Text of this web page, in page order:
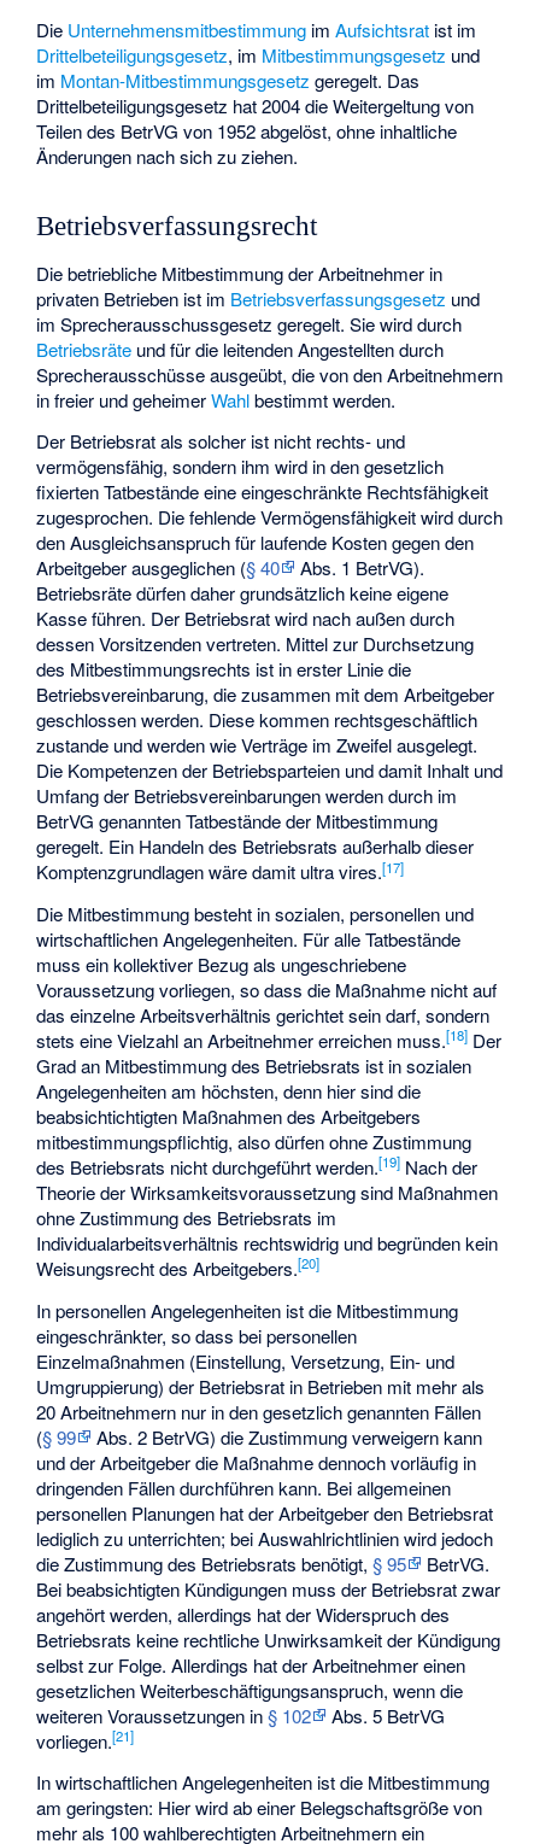
Die Unternehmensmitbestimmung imAufsichtsrat ist im
Drittelbeteiligungsgesetz, im Mitbestimmungsgesetz und
im Montan-Mitbestimmungsgesetz geregelt. Das
Drittelbeteiligungsgesetz hat 2004 die Weitergeltung von
Teilen des BetrVG von 1952 abgelöst, ohne inhaltliche
Änderungen nach sich zu ziehen.
Betriebsverfassungsrecht
Die betriebliche Mitbestimmung der Arbeitnehmer in
privaten Betrieben ist im Betriebsverfassungsgesetz und
imSprecherausschussgesetz geregelt. Sie wird durch
Betriebsräte und für die leitenden Angestellten durch
Sprecherausschüsseausgeübt, die von den Arbeitnehmern
in freier und geheimerWahlbestimmt werden.
Der Betriebsrat als solcher ist nicht rechts- und
vermögensfähig, sondern ihm wird in den gesetzlich
fixierten Tatbestände eine eingeschränkte Rechtsfähigkeit
zugesprochen. Die fehlende Vermögensfähigkeit wird durch
den Ausgleichsanspruch für laufende Kosten gegen den
Arbeitgeber ausgeglichen (§ 40
Abs. 1 BetrVG).
Betriebsräte dürfen daher grundsätzlich keine eigene
Kasse führen. Der Betriebsrat wird nach außen durch
dessen Vorsitzenden vertreten. Mittel zur Durchsetzung
des Mitbestimmungsrechts ist in erster Linie die
Betriebsvereinbarung, die zusammen mit dem Arbeitgeber
geschlossen werden. Diese kommen rechtsgeschäftlich
zustande und werden wie Verträge im Zweifel ausgelegt.
Die Kompetenzen der Betriebsparteien und damit Inhalt und
Umfang der Betriebsvereinbarungen werden durch im
BetrVG genannten Tatbestände der Mitbestimmung
geregelt. Ein Handeln des Betriebsrats außerhalb dieser
Komptenzgrundlagen wäre damit ultra vires.[17]
Die Mitbestimmung besteht in sozialen, personellen und
wirtschaftlichen Angelegenheiten. Für alle Tatbestände
muss ein kollektiver Bezug als ungeschriebene
Voraussetzung vorliegen, so dass die Maßnahme nicht auf
das einzelne Arbeitsverhältnis gerichtet sein darf, sondern
stets eine Vielzahl an Arbeitnehmer erreichen muss.[18] Der
Grad an Mitbestimmung des Betriebsrats ist in sozialen
Angelegenheiten am höchsten, denn hier sind die
beabsichtichtigten Maßnahmen des Arbeitgebers
mitbestimmungspflichtig, also dürfen ohne Zustimmung
des Betriebsrats nicht durchgeführt werden.[19] Nach der
Theorie der Wirksamkeitsvoraussetzung sind Maßnahmen
ohne Zustimmung des Betriebsrats im
Individualarbeitsverhältnis rechtswidrig und begründen kein
Weisungsrecht des Arbeitgebers.[20]
In personellen Angelegenheiten ist die Mitbestimmung
eingeschränkter, so dass bei personellen
Einzelmaßnahmen (Einstellung, Versetzung, Ein- und
Umgruppierung) der Betriebsrat in Betrieben mit mehr als
20 Arbeitnehmern nur in den gesetzlich genannten Fällen
(§ 99
Abs. 2 BetrVG) die Zustimmung verweigern kann
und der Arbeitgeber die Maßnahme dennoch vorläufig in
dringenden Fällen durchführen kann. Bei allgemeinen
personellen Planungen hat der Arbeitgeber den Betriebsrat
lediglich zu unterrichten; bei Auswahlrichtlinien wird jedoch
die Zustimmung des Betriebsrats benötigt,§ 95
BetrVG.
Bei beabsichtigten Kündigungen muss der Betriebsrat zwar
angehört werden, allerdings hat der Widerspruch des
Betriebsrats keine rechtliche Unwirksamkeit der Kündigung
selbst zur Folge. Allerdings hat der Arbeitnehmer einen
gesetzlichen Weiterbeschäftigungsanspruch, wenn die
weiteren Voraussetzungen in§ 102
Abs. 5 BetrVG
vorliegen.[21]
In wirtschaftlichen Angelegenheiten ist die Mitbestimmung
am geringsten: Hier wird ab einer Belegschaftsgröße von
mehr als 100 wahlberechtigten Arbeitnehmern ein